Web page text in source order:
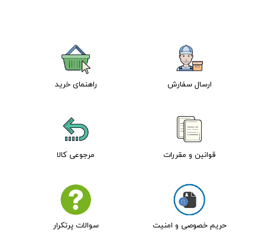
ارسال سفارش راهنمای خرید
قوانین و مقررات مرجوعی کالا
حریم خصوصی و امنیت سوالات پرتکرار